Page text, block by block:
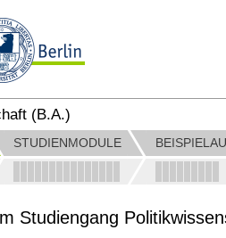
(B.A.)
STUDIENMODULE
Studiengang